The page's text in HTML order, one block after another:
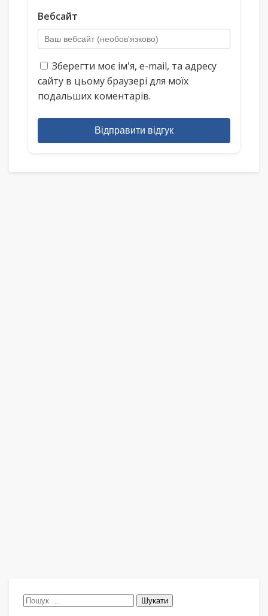
Вебсайт
Зберегти моє ім'я, e-mail, та адресу
сайту в цьому браузері для моїх
подальших коментарів.
Відправити відгук
Пошук: